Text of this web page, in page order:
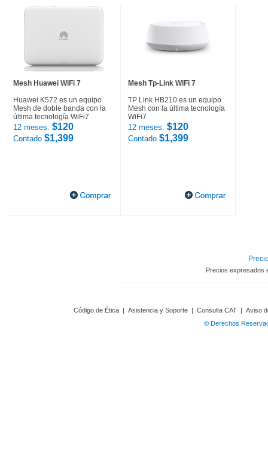
Mesh Huawei WiFi 7
Huawei K572 es un equipo
Mesh de doble banda con la
última tecnología WiFi7
12 meses: $120
Contado $1,399
Mesh Tp-Link WiFi 7
TP Link HB210 es un equipo
Mesh con la última tecnología
WiFi7
12 meses: $120
Contado $1,399
Precios expresados
Código de Ética | Asistencia y Soporte | Consulta CAT | Aviso
© Derechos